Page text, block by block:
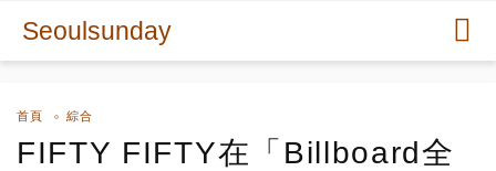
Seoulsunday
首頁 綜合
FIFTY FIFTY在「Billboard全